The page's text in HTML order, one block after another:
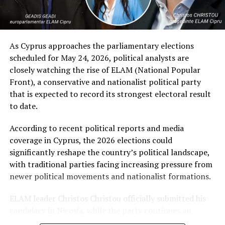
mesaj emoționant de Ziua Independenței, rezumând
esența acestei sărbători. Într-un clip video distribuit pe
rețelele de socializare, ea a rostit cuvinte care au mers
direct la inimă: „
Moldova trăiește prin tine. Prin fiecare
mână care muncește. Prin fiecare inimă care iubește. Noi
făurim drumul Moldovei. La mulți ani, Moldova!
”. Un
mesaj simplu, dar profund, care onorează eforturile
fiecărui cetățean și spiritul de muncă ce a stat la baza
construirii unei națiuni libere. Prin urmare, spiritul de unitate
de momentul istoric din 1991, când Republica Moldova și-
a declarat independența față de Uniunea Sovietică. Cu o
viziune clară spre viitor și sprijinul partenerilor europeni,
țara este gata să scrie un nou capitol în istoria sa.
ARTICOLE PE ACEIASI TEMA:
URMATORUL
As Cyprus approaches the parliamentary elections
scheduled for May 24, 2026, political analysts are
closely watching the rise of ELAM (National Popular
Front), a conservative and nationalist political party
that is expected to record its strongest electoral result
to date.
According to recent political reports and media
coverage in Cyprus, the 2026 elections could
significantly reshape the country’s political landscape,
with traditional parties facing increasing pressure from
newer political movements and nationalist formations.
ELAM leader Christos Christou officially submitted his
intensive national campaign focused on sovereignty,